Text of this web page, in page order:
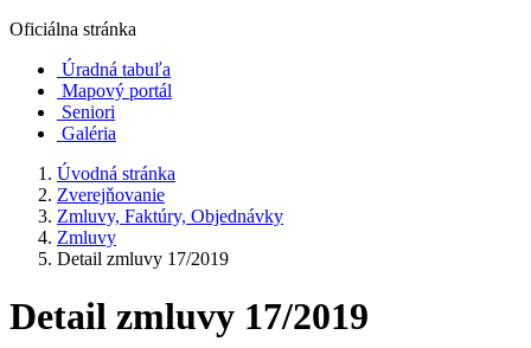
Oficiálna stránka
Úradná tabuľa
Mapový portál
Seniori
Galéria
Úvodná stránka
Zverejňovanie
Zmluvy, Faktúry, Objednávky
Zmluvy
Detail zmluvy 17/2019
Detail zmluvy 17/2019